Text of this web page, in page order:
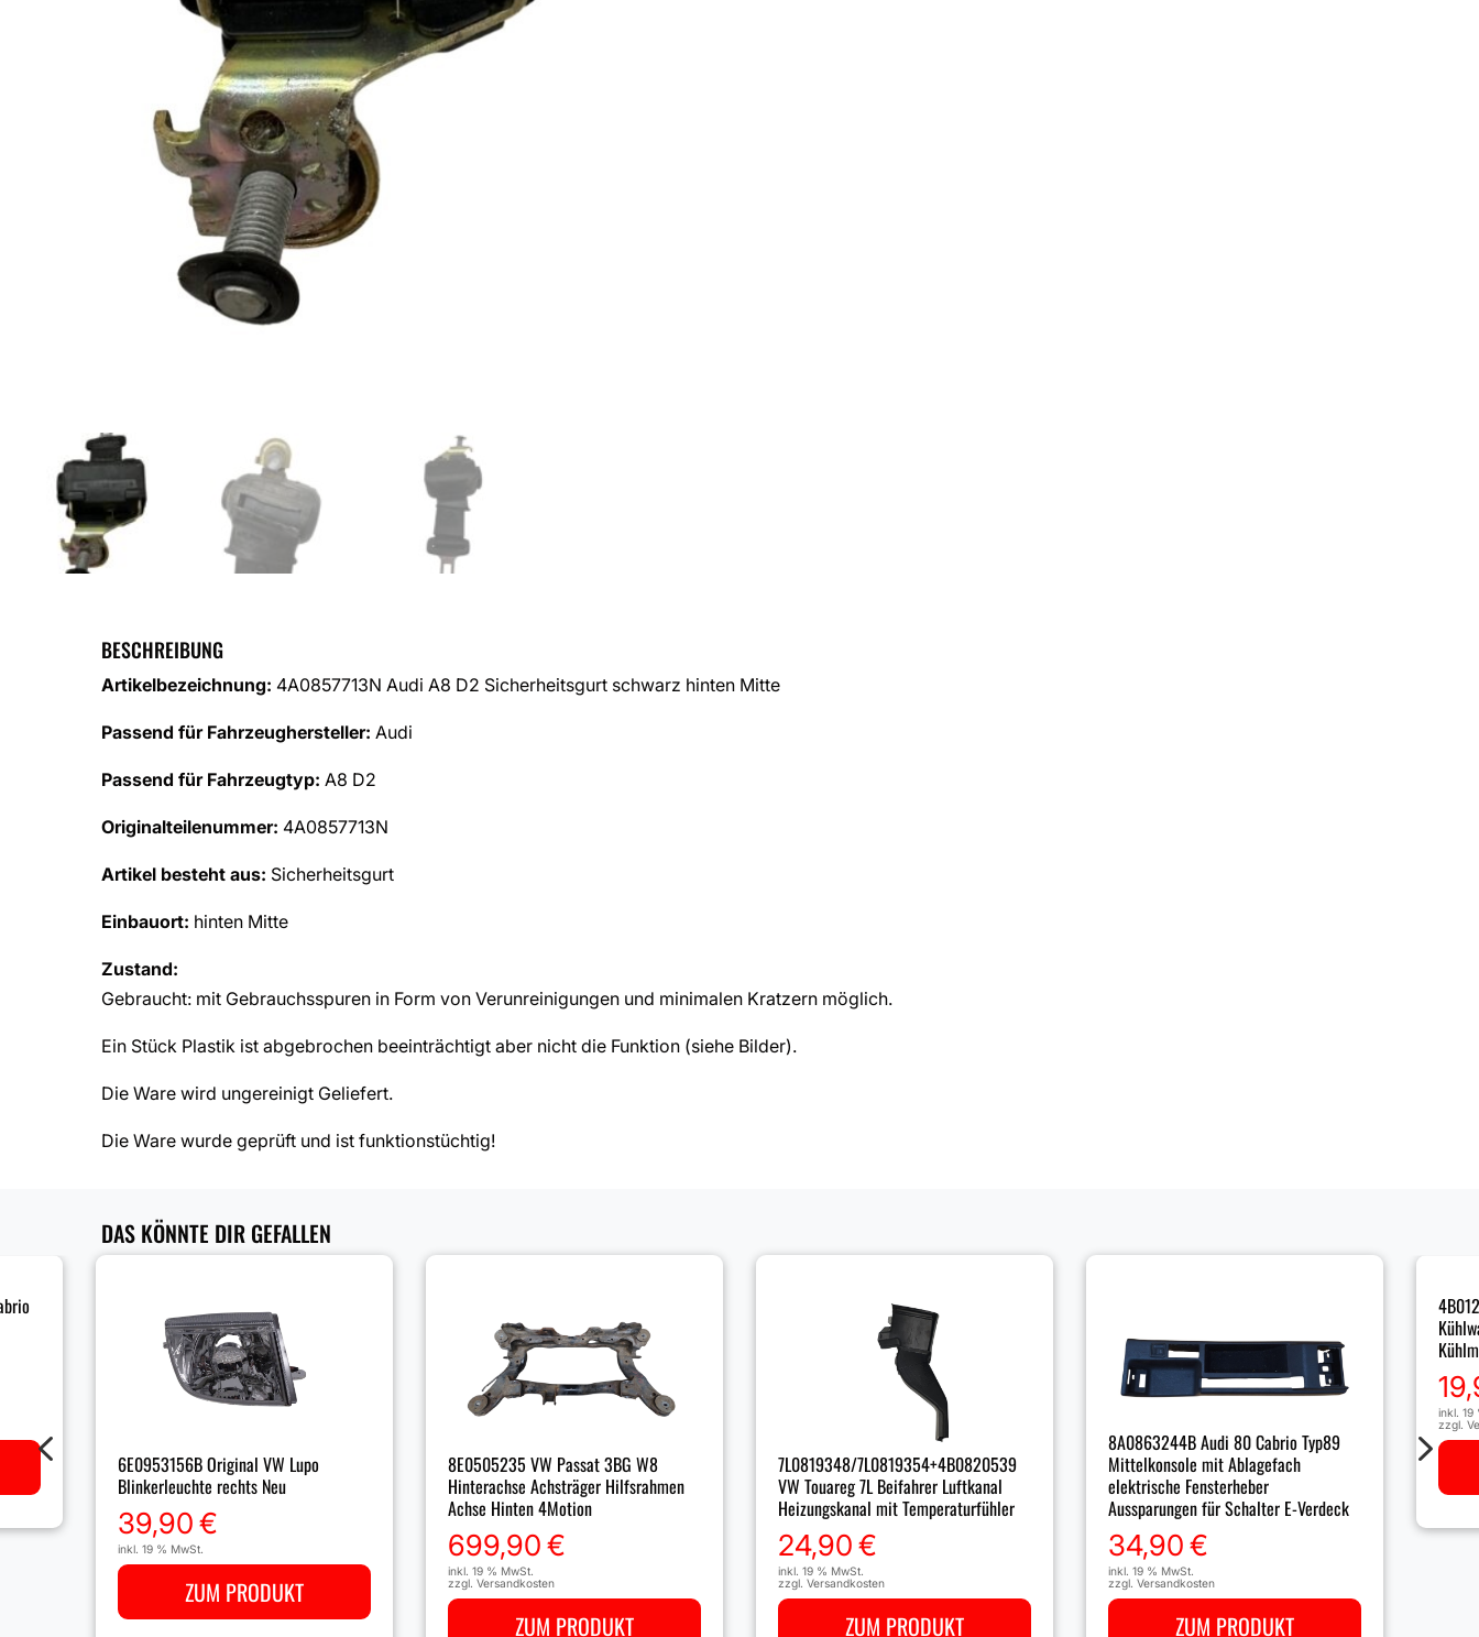
BESCHREIBUNG
Artikelbezeichnung: 4A0857713N Audi A8 D2 Sicherheitsgurt schwarz hinten Mitte
Passend für Fahrzeughersteller: Audi
Passend für Fahrzeugtyp: A8 D2
Originalteilenummer: 4A0857713N
Artikel besteht aus: Sicherheitsgurt
Einbauort: hinten Mitte
Zustand:
Gebraucht: mit Gebrauchsspuren in Form von Verunreinigungen und minimalen Kratzern möglich.
Ein Stück Plastik ist abgebrochen beeinträchtigt aber nicht die Funktion (siehe Bilder).
Die Ware wird ungereinigt Geliefert.
Die Ware wurde geprüft und ist funktionstüchtig!
DAS KÖNNTE DIR GEFALLEN
6E0953156B Original VW Lupo
Blinkerleuchte rechts Neu
39,90€
inkl. 19 % MwSt.
ZUM PRODUKT
8E0505235 VW Passat 3BG W8
Hinterachse Achsträger Hilfsrahmen
Achse Hinten 4Motion
699,90€
inkl. 19 % MwSt.
zzgl. Versandkosten
ZUM PRODUKT
7L0819348/7L0819354+4B0820539
VW Touareg 7L Beifahrer Luftkanal
Heizungskanal mit Temperaturfühler
24,90€
inkl. 19 % MwSt.
zzgl. Versandkosten
ZUM PRODUKT
8A0863244B Audi 80 Cabrio Typ89
Mittelkonsole mit Ablagefach
elektrische Fensterheber
Aussparungen für Schalter E-Verdeck
34,90€
inkl. 19 % MwSt.
zzgl. Versandkosten
ZUM PRODUKT
inkl. 19
zzgl.
4 5